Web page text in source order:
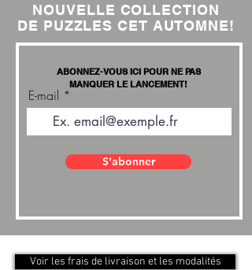
NOUVELLE COLLECTION
DE PUZZLES CET AUTOMNE!
ABONNEZ-VOUS ICI POUR NE PAS
MANQUER LE LANCEMENT!
E-mail
S'abonner
Voir les frais de livraison et les modalités